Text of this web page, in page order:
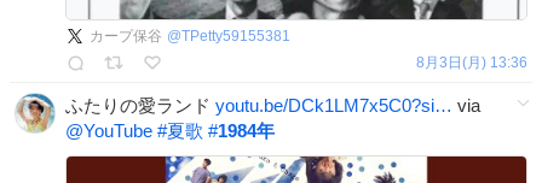
カープ保谷 @TPetty59155381
8月3日(月) 13:36
ふたりの愛ランド youtu.be/DCk1LM7x5C0?si… via
@YouTube #夏歌 #1984年